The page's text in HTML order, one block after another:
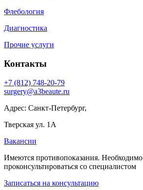
Флебология
Диагностика
Прочие услуги
Контакты
+7 (812) 748-20-79
surgery@a3beaute.ru
Адрес: Санкт-Петербург,
Тверская ул. 1А
Вакансии
Имеются противопоказания. Необходимо
проконсультироваться со специалистом
Записаться на консультацию